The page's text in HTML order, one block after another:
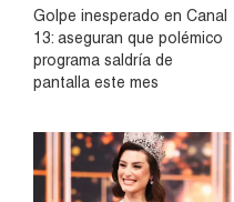
Golpe inesperado en Canal
13: aseguran que polémico
programa saldría de
pantalla este mes